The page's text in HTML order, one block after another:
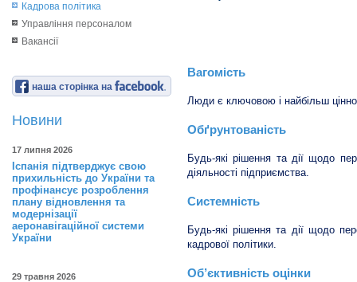
Кадрова політика
Управління персоналом
Вакансії
наша сторінка на
Новини
17 липня 2026
Іспанія підтверджує свою
прихильність до України та
профінансує розроблення
плану відновлення та
модернізації
аеронавігаційної системи
України
29 травня 2026
Вагомість
Люди є ключовою і найбільш
Обґрунтованість
Будь-які рішення та дії щодо
діяльності підприємства.
Системність
Будь-які рішення та дії щодо
кадрової політики.
Об’єктивність оцінки